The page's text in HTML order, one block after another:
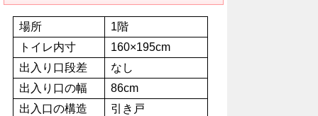
場所
1階
トイレ内寸
160×195cm
出入り口段差
なし
出入り口の幅
86cm
出入口の構造
引き戸